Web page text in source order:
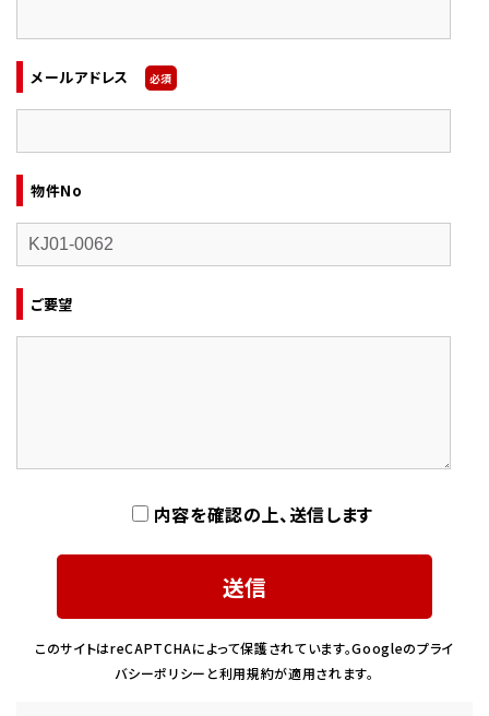
メールアドレス 必須
物件No
ご要望
内容を確認の上、送信します
このサイトはreCAPTCHAによって保護されています。Googleのプライ
バシーポリシー と利用規約が適用されます。